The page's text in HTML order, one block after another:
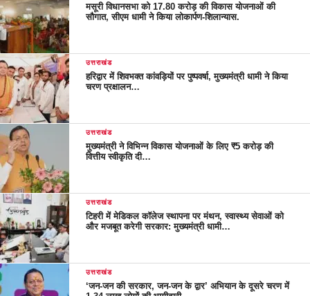
मसूरी विधानसभा को 17.80 करोड़ की विकास योजनाओं की
सौगात, सीएम धामी ने किया लोकार्पण-शिलान्यास.
उत्तराखंड
हरिद्वार में शिवभक्त कांवड़ियों पर पुष्पवर्षा, मुख्यमंत्री धामी ने किया
चरण प्रक्षालन…
उत्तराखंड
मुख्यमंत्री ने विभिन्न विकास योजनाओं के लिए ₹5 करोड़ की
वित्तीय स्वीकृति दी…
उत्तराखंड
टिहरी में मेडिकल कॉलेज स्थापना पर मंथन, स्वास्थ्य सेवाओं को
और मजबूत करेगी सरकार: मुख्यमंत्री धामी…
उत्तराखंड
‘जन-जन की सरकार, जन-जन के द्वार’ अभियान के दूसरे चरण में